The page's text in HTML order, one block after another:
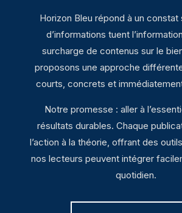
Horizon Bleu répond à un constat
d’informations tuent
surcharge de contenus sur le
proposons une approche
courts, concrets et
Notre promesse : aller à
résultats durables. Chaque
l’action à la théorie, offrant des
nos lecteurs peuvent intégrer
quotidien.